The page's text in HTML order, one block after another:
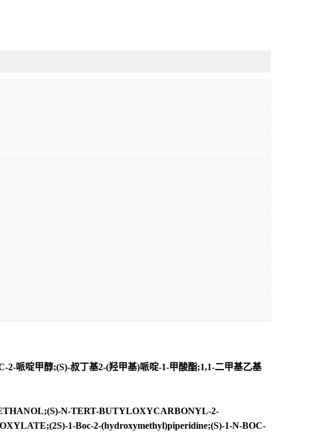
2-哌啶甲醇;(S)-叔丁基2-(羟甲基)哌啶-1-甲酸酯;1,1-二甲基乙基
N-TERT-BUTYLOXYCARBONYL-2-
1-Boc-2-(hydroxymethyl)piperidine;(S)-1-N-BOC-